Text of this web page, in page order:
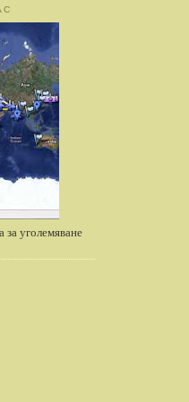
за уголемяване